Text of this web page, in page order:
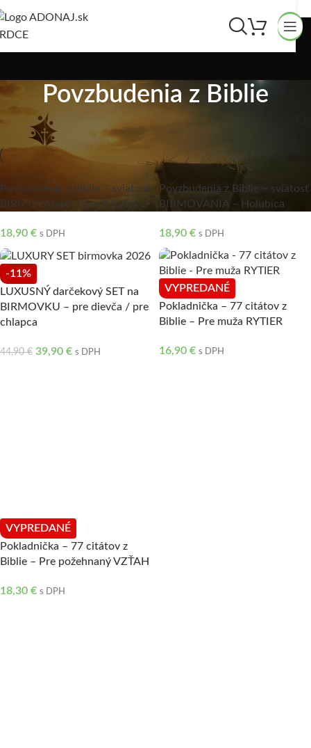
Skip to navigation
Povzbudenia z Biblie
Povzbudenia z Biblie
Povzbudenia z Biblie – sviatosť
BIRMOVANIA – Duch Svätý
18,90 € s DPH
Povzbudenia z Biblie – sviatosť
BIRMOVANIA – Holubica
18,90 € s DPH
-11%
LUXUSNÝ darčekový SET na
BIRMOVKU – pre dievča / pre
chlapca
44,90€ 39,90 € s DPH
VYPREDANÉ
Pokladnička – 77 citátov z
Biblie – Pre muža RYTIER
16,90 € s DPH
VYPREDANÉ
Pokladnička – 77 citátov z
Biblie – Pre požehnaný VZŤAH
18,30 € s DPH